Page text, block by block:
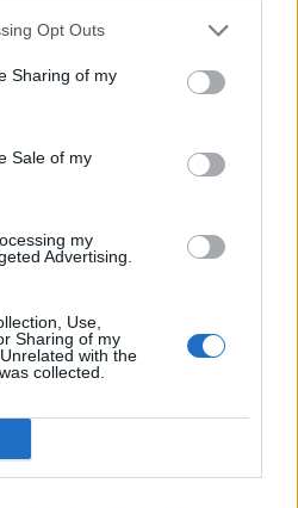
Opt Outs
Sharing of my
Sale of my
my
Advertising.
Use,
Sharing of my
with the
collected.